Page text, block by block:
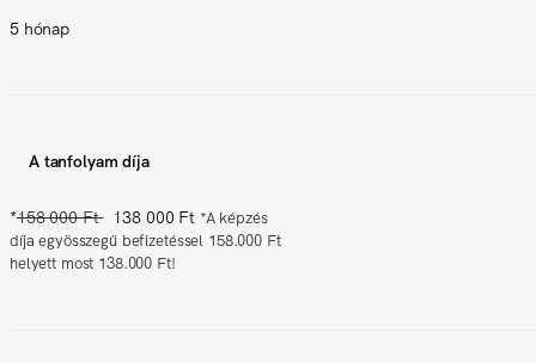
5 hónap
A tanfolyam díja
*158 000 Ft 138 000 Ft *A képzés
díja egyösszegű befizetéssel 158.000 Ft
helyett most 138.000 Ft!